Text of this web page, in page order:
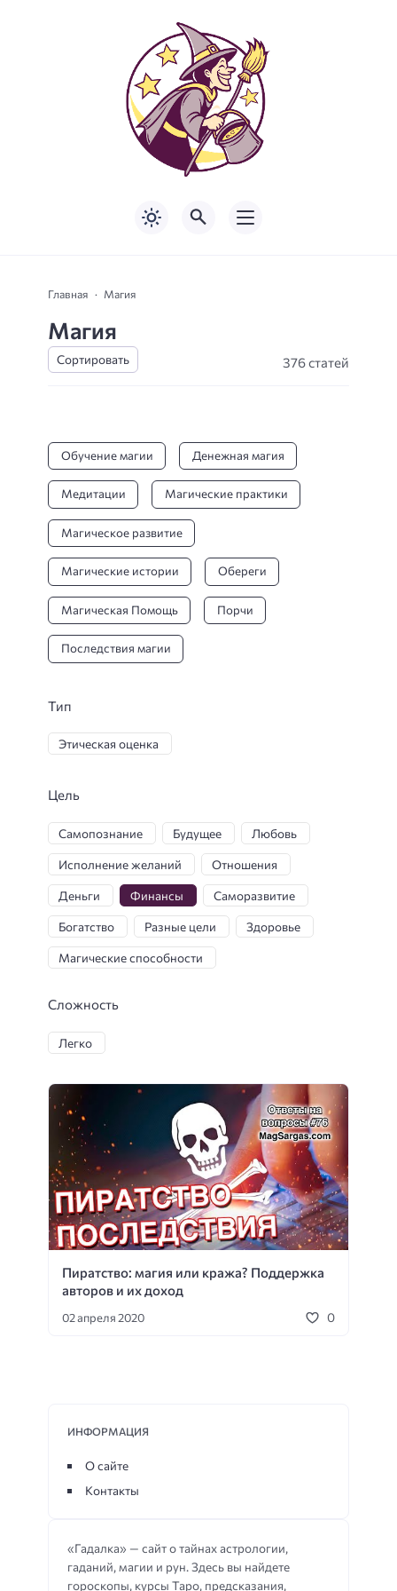
Главная Магия
Магия
376 статей
Обучение магии Денежная магия
Медитации Магические практики
Магическое развитие
Магические истории Обереги
Магическая Помощь Порчи
Последствия магии
Тип
Этическая оценка
Цель
Самопознание Будущее Любовь
Исполнение желаний Отношения
Деньги Финансы Саморазвитие
Богатство Разные цели Здоровье
Магические способности
Разное
Правда Защита Гармония
Развитие Различные Карма
Духовное развитие
Управление предметами Связь с высшим
Знания магии Магическая сила
Развитие силы Эмоциональное здоровье
Общение с животными Загробная жизнь
Переход в другой эгрегор
Порабощение
Наставление Изменение судьбы
Защита от сущностей
Сложность
Легко
Пиратство: магия или кража? Поддержка
авторов и их доход
02 апреля 2020 0
«Гадалка» — сайт о тайнах астрологии,
гаданий, магии и рун. Здесь вы найдете
гороскопы, курсы Таро, предсказания,
ИНФОРМАЦИЯ
О сайте
Контакты